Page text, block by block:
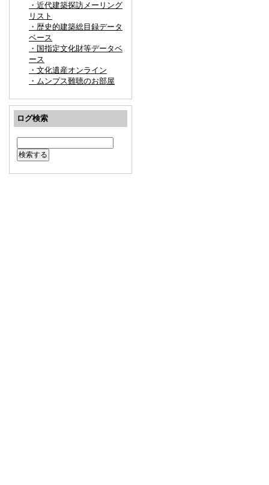
・近代建築探訪メーリング
リスト
・歴史的建築総目録データ
ベース
・国指定文化財等データベ
ース
・文化遺産オンライン
・ムンプス難聴のお部屋
ログ検索